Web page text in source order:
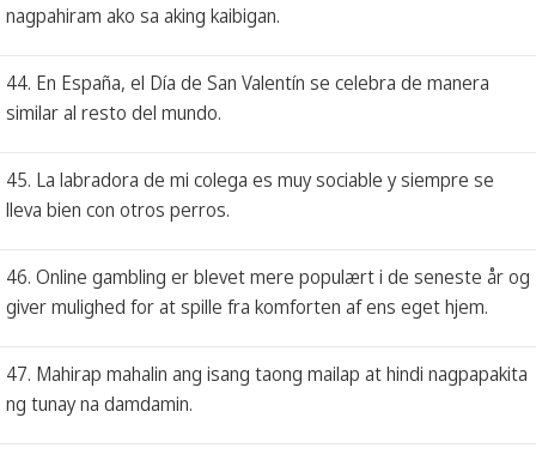
nagpahiram ako sa aking kaibigan.
44. En España, el Día de San Valentín se celebra de manera
similar al resto del mundo.
45. La labradora de mi colega es muy sociable y siempre se
lleva bien con otros perros.
46. Online gambling er blevet mere populært i de seneste år og
giver mulighed for at spille fra komforten af ens eget hjem.
47. Mahirap mahalin ang isang taong mailap at hindi nagpapakita
ng tunay na damdamin.